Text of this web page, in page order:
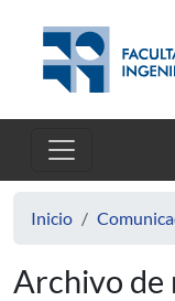
Inicio
Archivo de